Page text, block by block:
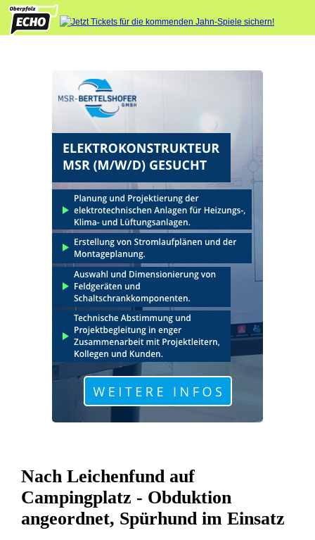
Nach Leichenfund auf
Campingplatz - Obduktion
angeordnet, Spürhund im Einsatz